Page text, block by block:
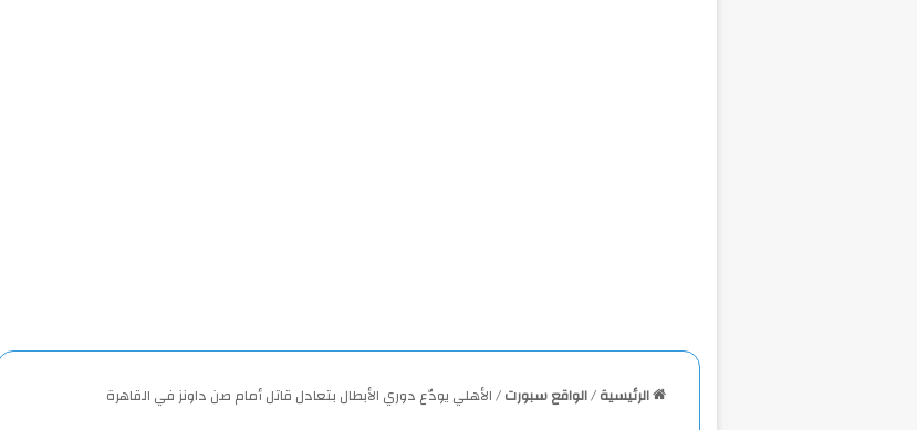
الرئيسية/الواقع سبورت/الأهلي يودّع دوري الأبطال بتعادل قاتل أمام صن داونز في القاهرة